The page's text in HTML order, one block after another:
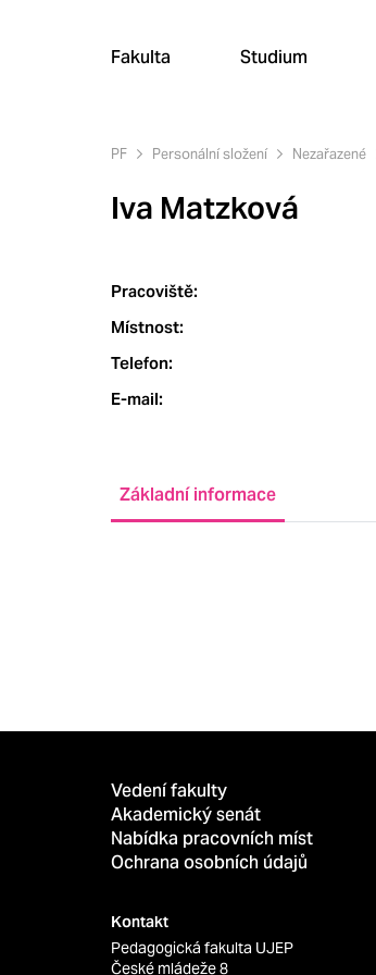
Fakulta Studium
PF Personální složení Nezařazené
Iva Matzková
Pracoviště:
Místnost:
Telefon:
E-mail:
Základní informace
Vedení fakulty
Akademický senát
Nabídka pracovních míst
Ochrana osobních údajů
Kontakt
Pedagogická fakulta UJEP
České mládeže 8